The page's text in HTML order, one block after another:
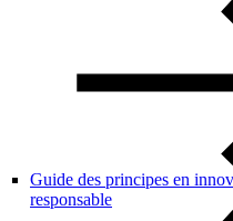
Guide des principes en
responsable